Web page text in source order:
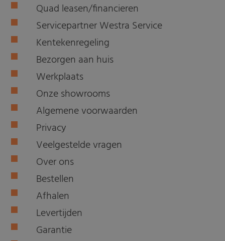
Quad leasen/financieren
Servicepartner Westra Service
Kentekenregeling
Bezorgen aan huis
Werkplaats
Onze showrooms
Algemene voorwaarden
Privacy
Veelgestelde vragen
Over ons
Bestellen
Afhalen
Levertijden
Garantie